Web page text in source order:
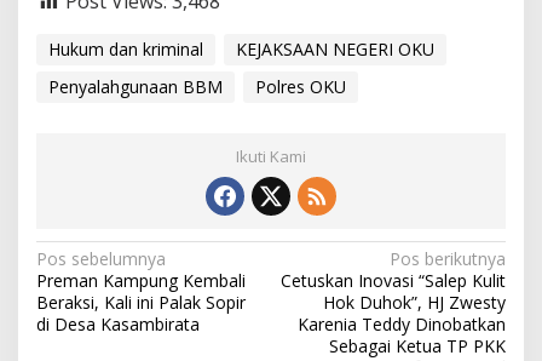
Hukum dan kriminal
KEJAKSAAN NEGERI OKU
Penyalahgunaan BBM
Polres OKU
Ikuti Kami
Navigasi
pos
Pos sebelumnya
Preman Kampung Kembali
Beraksi, Kali ini Palak Sopir
di Desa Kasambirata
Pos berikutnya
Cetuskan Inovasi “Salep Kulit
Hok Duhok”, HJ Zwesty
Karenia Teddy Dinobatkan
Sebagai Ketua TP PKK